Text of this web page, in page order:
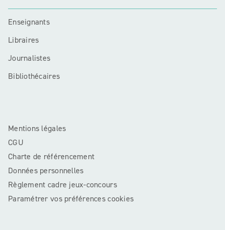
Enseignants
Libraires
Journalistes
Bibliothécaires
Mentions légales
CGU
Charte de référencement
Données personnelles
Règlement cadre jeux-concours
Paramétrer vos préférences cookies